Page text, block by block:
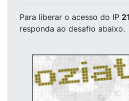
Para liberar o acesso do IP
responda ao desafio abaixo.